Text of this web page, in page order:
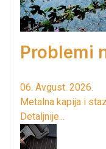
Problemi
06. Avgust. 2026.
Metalna kapija i
Detaljnije...